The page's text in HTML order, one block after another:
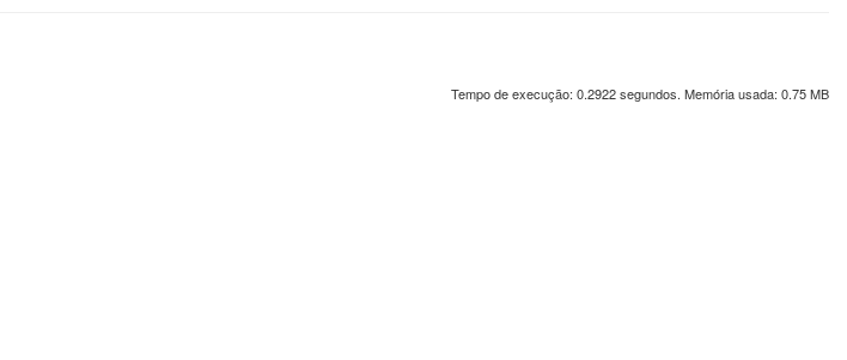
Tempo de execução: 0.2922 segundos. Memória usada: 0.75 MB